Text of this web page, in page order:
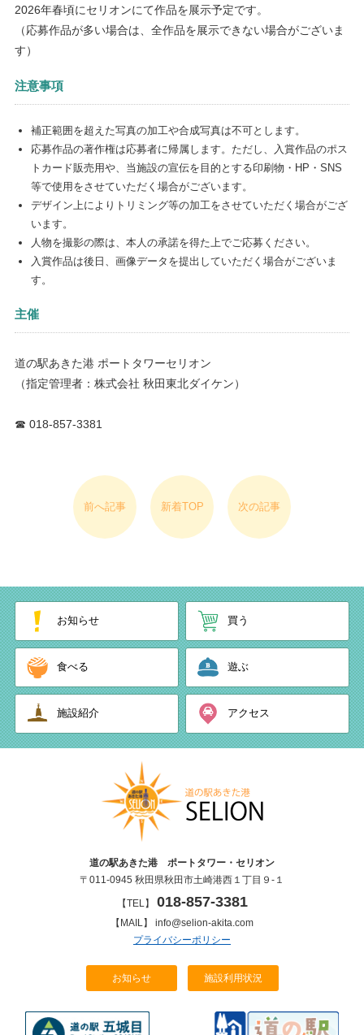
2026年春頃にセリオンにて作品を展示予定です。
（応募作品が多い場合は、全作品を展示できない場合がございま
す）
注意事項
補正範囲を超えた写真の加工や合成写真は不可とします。
応募作品の著作権は応募者に帰属します。ただし、入賞作品のポス
トカード販売用や、当施設の宣伝を目的とする印刷物・HP・SNS
等で使用をさせていただく場合がございます。
デザイン上によりトリミング等の加工をさせていただく場合がござ
います。
人物を撮影の際は、本人の承諾を得た上でご応募ください。
入賞作品は後日、画像データを提出していただく場合がございま
す。
主催
道の駅あきた港 ポートタワーセリオン
（指定管理者：株式会社 秋田東北ダイケン）
☎ 018-857-3381
前へ記事 新着TOP 次の記事
お知らせ 買う
食べる 遊ぶ
施設紹介 アクセス
道の駅あきた港 ポートタワー・セリオン
〒011-0945 秋田県秋田市土崎港西１丁目９-１
【TEL】 018-857-3381
【MAIL】 info@selion-akita.com
プライバシーポリシー
お知らせ 施設利用状況